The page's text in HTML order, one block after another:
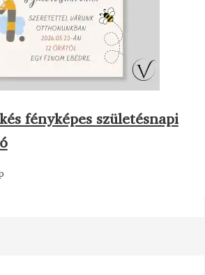
fényképes születésnapi